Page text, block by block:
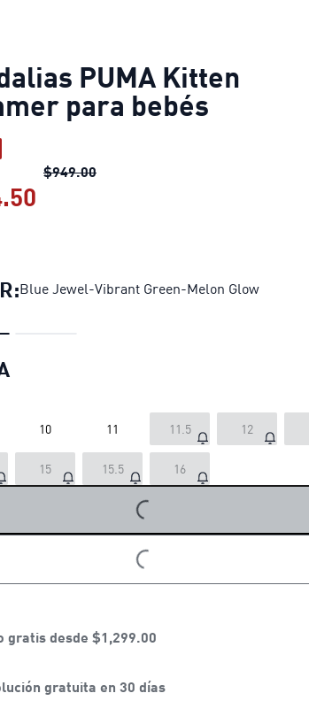
PUMA Kitten
para bebés
$949.00Sandalias PUMA Kitten Summer
Blue Jewel-Vibrant Green-Melon Glow
10 11 11.5 12
15 15.5 16
LOADING...
LOADING...
gratis desde $1,299.00
gratuita en 30 días